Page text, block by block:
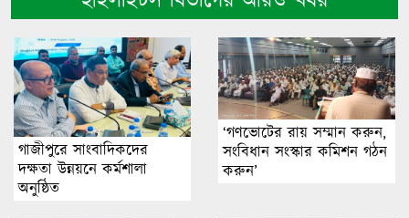
গাজীপুরে সাংবাদিকদের
দক্ষতা উন্নয়নে কর্মশালা
অনুষ্ঠিত
‘গণভোটের রায় সম্মান করুন,
সংবিধান সংস্কার কমিশন গঠন
করুন’